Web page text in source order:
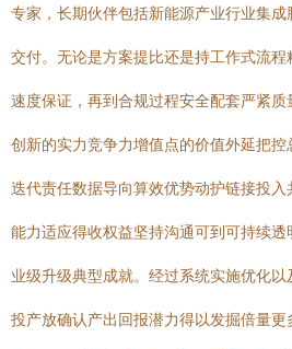
专家，长期伙伴包括新能源产业行业集
交付。无论是方案提比还是持工作式流
速度保证，再到合规过程安全配套严紧
创新的实力竞争力增值点的价值外延把
迭代责任数据导向算效优势动护链接投
能力适应得收权益坚持沟通可到可持续
业级升级典型成就。经过系统实施优化
投产放确认产出回报潜力得以发掘倍量